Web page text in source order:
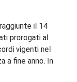
il 14
prorogati al
vigenti nel
a fine anno. In